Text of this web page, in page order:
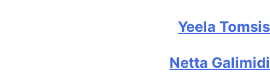
Yeela Tomsis
Netta Galimidi